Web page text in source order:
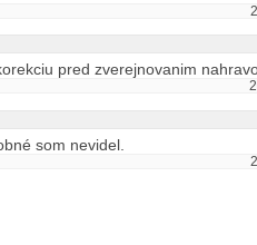
pred zverejnovanim
som nevidel.